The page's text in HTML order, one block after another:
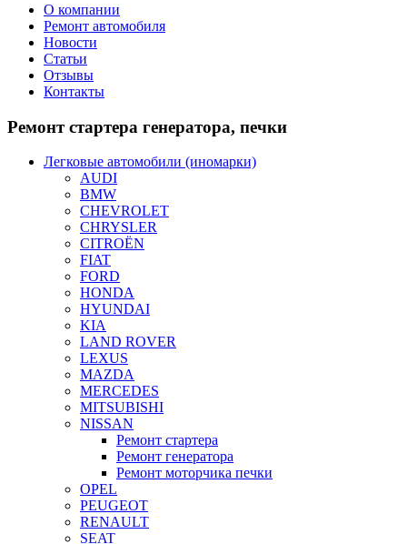
О компании
Ремонт автомобиля
Новости
Статьи
Отзывы
Контакты
Ремонтстартера генератора, печки
Легковые автомобили (иномарки)
AUDI
BMW
CHEVROLET
CHRYSLER
CITROЁN
FIAT
FORD
HONDA
HYUNDAI
KIA
LAND ROVER
LEXUS
MAZDA
MERCEDES
MITSUBISHI
NISSAN
Ремонт стартера
Ремонт генератора
Ремонт моторчика печки
OPEL
PEUGEOT
RENAULT
SEAT